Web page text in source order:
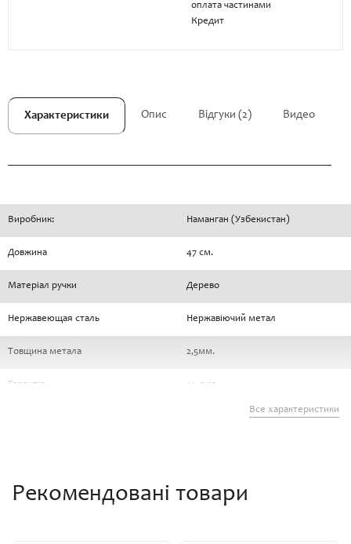
оплата частинами
Кредит
Характеристики Опис Відгуки (2) Видео
Виробник: Наманган (Узбекистан)
Довжина 47 см.
Матеріал ручки Дерево
Нержавеющая сталь Нержавіючий метал
Товщина метала 2,5мм.
Гарантія 14 днів
Все характеристики
Рекомендовані товари